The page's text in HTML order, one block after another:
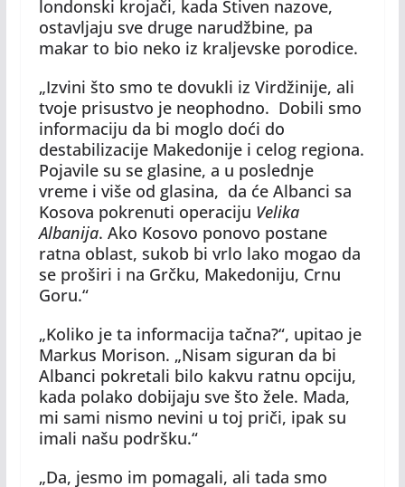
londonski krojači, kada Stiven nazove,
ostavljaju sve druge narudžbine, pa
makar to bio neko iz kraljevske porodice.
„Izvini što smo te dovukli iz Virdžinije, ali
tvoje prisustvo je neophodno. Dobili smo
informaciju da bi moglo doći do
destabilizacije Makedonije i celog regiona.
Pojavile su se glasine, a u poslednje
vreme i više od glasina, da će Albanci sa
Kosova pokrenuti operaciju Velika
Albanija. Ako Kosovo ponovo postane
ratna oblast, sukob bi vrlo lako mogao da
se proširi i na Grčku, Makedoniju, Crnu
Goru.“
„Koliko je ta informacija tačna?“, upitao je
Markus Morison. „Nisam siguran da bi
Albanci pokretali bilo kakvu ratnu opciju,
kada polako dobijaju sve što žele. Mada,
mi sami nismo nevini u toj priči, ipak su
imali našu podršku.“
„Da, jesmo im pomagali, ali tada smo